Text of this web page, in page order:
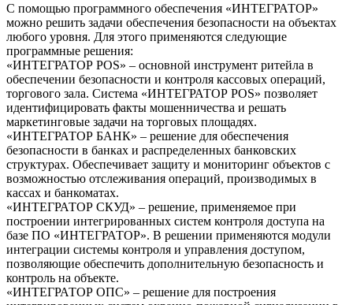
С помощью программного обеспечения «ИНТЕГРАТОР»
можно решить задачи обеспечения безопасности на объектах
любого уровня. Для этого применяются следующие
программные решения:
«ИНТЕГРАТОР POS» – основной инструмент ритейла в
обеспечении безопасности и контроля кассовых операций,
торгового зала. Система «ИНТЕГРАТОР POS» позволяет
идентифицировать факты мошенничества и решать
маркетинговые задачи на торговых площадях.
«ИНТЕГРАТОР БАНК» – решение для обеспечения
безопасности в банках и распределенных банковских
структурах. Обеспечивает защиту и мониторинг объектов с
возможностью отслеживания операций, производимых в
кассах и банкоматах.
«ИНТЕГРАТОР СКУД» – решение, применяемое при
построении интегрированных систем контроля доступа на
базе ПО «ИНТЕГРАТОР». В решении применяются модули
интеграции системы контроля и управления доступом,
позволяющие обеспечить дополнительную безопасность и
контроль на объекте.
«ИНТЕГРАТОР ОПС» – решение для построения